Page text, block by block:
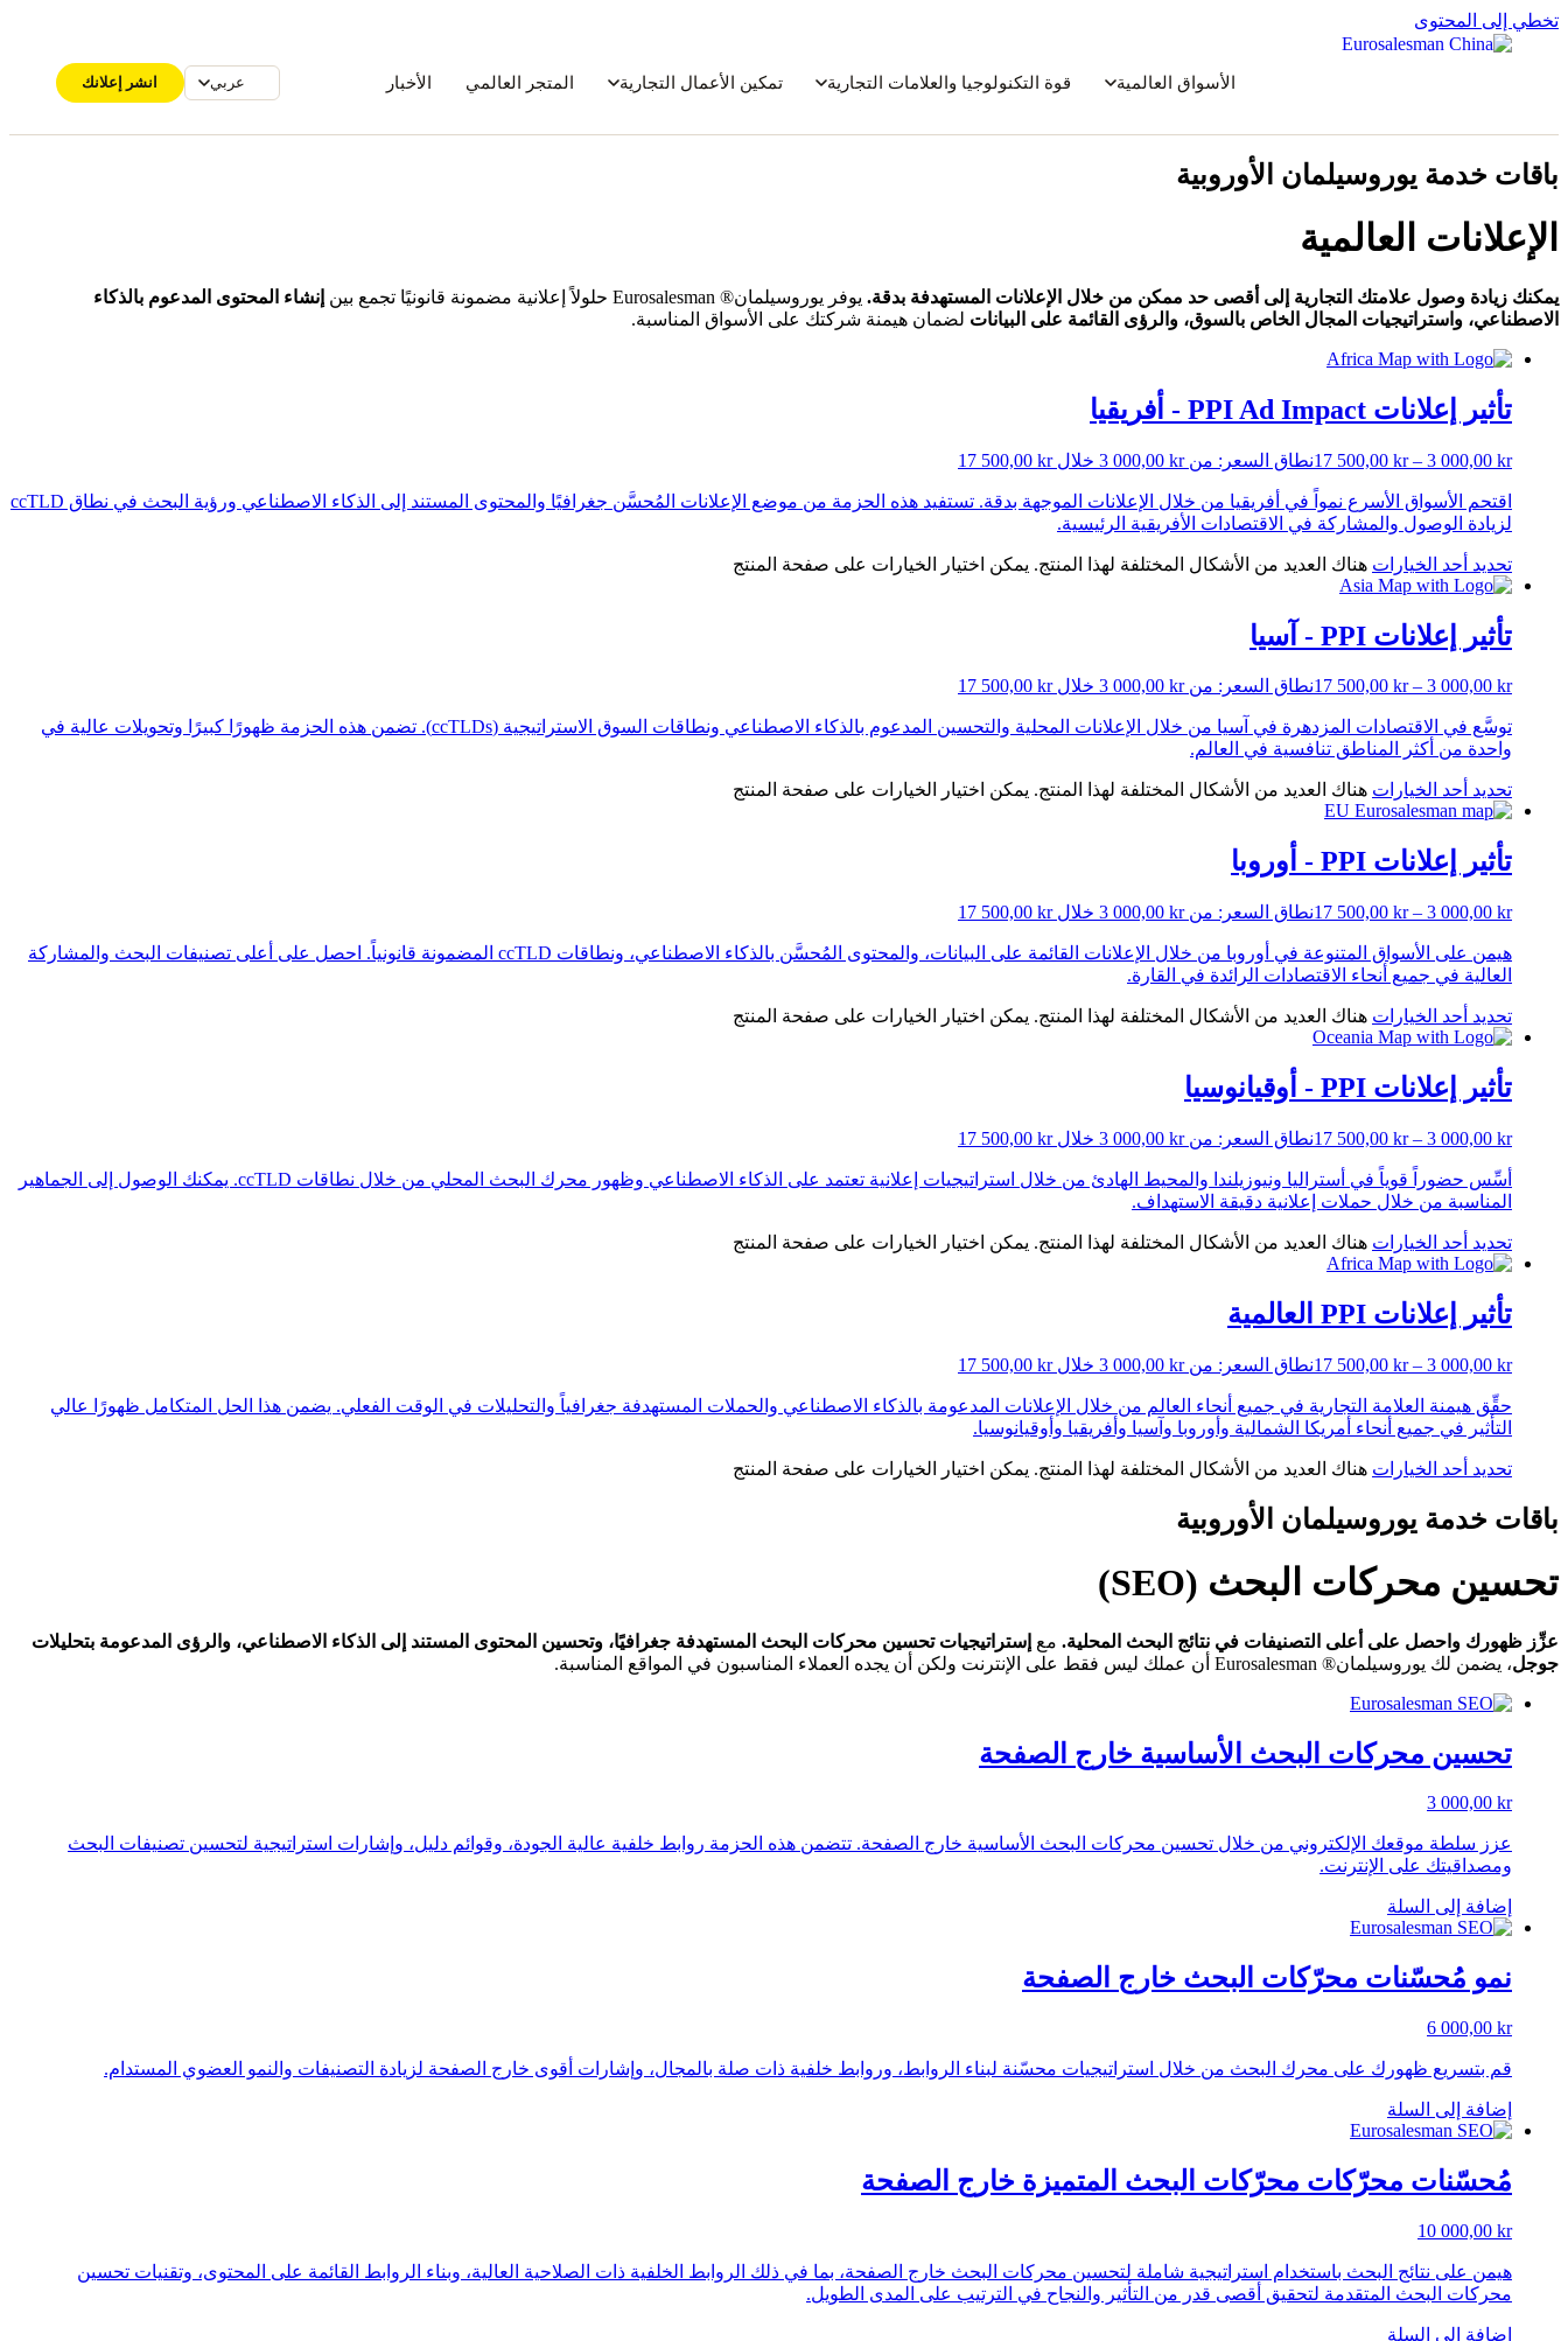
تخطي إلى المحتوى
الأسواق العالمية قوة التكنولوجيا والعلامات التجارية تمكين الأعمال التجارية المتجر العالمي الأخبار عربي انشر إعلانك
باقات خدمة يوروسيلمان الأوروبية
الإعلانات العالمية
يمكنك زيادة وصول علامتك التجارية إلى أقصى حد ممكن من خلال الإعلانات المستهدفة بدقة. يوفر يوروسيلمان® Eurosalesman حلولاً إعلانية مضمونة قانونيًا تجمع بين
إنشاء المحتوى المدعوم بالذكاء
الاصطناعي، واستراتيجيات المجال الخاص بالسوق، والرؤى القائمة على البيانات لضمان هيمنة شركتك على الأسواق المناسبة.
تأثير إعلانات PPI Ad Impact - أفريقيا
3 000,00 kr
–
17 500,00 kr نطاق السعر: من ⁦3 000,00 kr⁩ خلال ⁦17 500,00 kr⁩
اقتحم الأسواق الأسرع نمواً في أفريقيا من خلال الإعلانات الموجهة بدقة. تستفيد هذه الحزمة من موضع الإعلانات المُحسَّن جغرافيًا والمحتوى المستند إلى الذكاء الاصطناعي ورؤية البحث في نطاق ccTLD
لزيادة الوصول والمشاركة في الاقتصادات الأفريقية الرئيسية.
تحديد أحد الخيارات هناك العديد من الأشكال المختلفة لهذا المنتج. يمكن اختيار الخيارات على صفحة المنتج
تأثير إعلانات PPI - آسيا
3 000,00 kr
–
17 500,00 kr نطاق السعر: من ⁦3 000,00 kr⁩ خلال ⁦17 500,00 kr⁩
توسَّع في الاقتصادات المزدهرة في آسيا من خلال الإعلانات المحلية والتحسين المدعوم بالذكاء الاصطناعي ونطاقات السوق الاستراتيجية (ccTLDs). تضمن هذه الحزمة ظهورًا كبيرًا وتحويلات عالية في
واحدة من أكثر المناطق تنافسية في العالم.
تحديد أحد الخيارات هناك العديد من الأشكال المختلفة لهذا المنتج. يمكن اختيار الخيارات على صفحة المنتج
تأثير إعلانات PPI - أوروبا
3 000,00 kr
–
17 500,00 kr نطاق السعر: من ⁦3 000,00 kr⁩ خلال ⁦17 500,00 kr⁩
هيمن على الأسواق المتنوعة في أوروبا من خلال الإعلانات القائمة على البيانات، والمحتوى المُحسَّن بالذكاء الاصطناعي، ونطاقات ccTLD المضمونة قانونياً. احصل على أعلى تصنيفات البحث والمشاركة
العالية في جميع أنحاء الاقتصادات الرائدة في القارة.
تحديد أحد الخيارات هناك العديد من الأشكال المختلفة لهذا المنتج. يمكن اختيار الخيارات على صفحة المنتج
تأثير إعلانات PPI - أوقيانوسيا
3 000,00 kr
–
17 500,00 kr نطاق السعر: من ⁦3 000,00 kr⁩ خلال ⁦17 500,00 kr⁩
أسِّس حضوراً قوياً في أستراليا ونيوزيلندا والمحيط الهادئ من خلال استراتيجيات إعلانية تعتمد على الذكاء الاصطناعي وظهور محرك البحث المحلي من خلال نطاقات ccTLD. يمكنك الوصول إلى الجماهير
المناسبة من خلال حملات إعلانية دقيقة الاستهداف.
تحديد أحد الخيارات هناك العديد من الأشكال المختلفة لهذا المنتج. يمكن اختيار الخيارات على صفحة المنتج
تأثير إعلانات PPI العالمية
3 000,00 kr
–
17 500,00 kr نطاق السعر: من ⁦3 000,00 kr⁩ خلال ⁦17 500,00 kr⁩
حقِّق هيمنة العلامة التجارية في جميع أنحاء العالم من خلال الإعلانات المدعومة بالذكاء الاصطناعي والحملات المستهدفة جغرافياً والتحليلات في الوقت الفعلي. يضمن هذا الحل المتكامل ظهورًا عالي
التأثير في جميع أنحاء أمريكا الشمالية وأوروبا وآسيا وأفريقيا وأوقيانوسيا.
تحديد أحد الخيارات هناك العديد من الأشكال المختلفة لهذا المنتج. يمكن اختيار الخيارات على صفحة المنتج
باقات خدمة يوروسيلمان الأوروبية
تحسين محركات البحث (SEO)
عزِّز ظهورك واحصل على أعلى التصنيفات في نتائج البحث المحلية. مع إستراتيجيات تحسين محركات البحث المستهدفة جغرافيًا، وتحسين المحتوى المستند إلى الذكاء الاصطناعي، والرؤى المدعومة بتحليلات
جوجل، يضمن لك يوروسيلمان® Eurosalesman أن عملك ليس فقط على الإنترنت ولكن أن يجده العملاء المناسبون في المواقع المناسبة.
تحسين محركات البحث الأساسية خارج الصفحة
3 000,00 kr
عزز سلطة موقعك الإلكتروني من خلال تحسين محركات البحث الأساسية خارج الصفحة. تتضمن هذه الحزمة روابط خلفية عالية الجودة، وقوائم دليل، وإشارات استراتيجية لتحسين تصنيفات البحث
ومصداقيتك على الإنترنت.
إضافة إلى السلة
نمو مُحسّنات محرّكات البحث خارج الصفحة
6 000,00 kr
قم بتسريع ظهورك على محرك البحث من خلال استراتيجيات محسّنة لبناء الروابط، وروابط خلفية ذات صلة بالمجال، وإشارات أقوى خارج الصفحة لزيادة التصنيفات والنمو العضوي المستدام.
إضافة إلى السلة
مُحسّنات محرّكات محرّكات البحث المتميزة خارج الصفحة
10 000,00 kr
هيمن على نتائج البحث باستخدام استراتيجية شاملة لتحسين محركات البحث خارج الصفحة، بما في ذلك الروابط الخلفية ذات الصلاحية العالية، وبناء الروابط القائمة على المحتوى، وتقنيات تحسين
محركات البحث المتقدمة لتحقيق أقصى قدر من التأثير والنجاح في الترتيب على المدى الطويل.
إضافة إلى السلة